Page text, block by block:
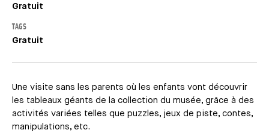
Gratuit
TAGS
Gratuit
Une visite sans les parents où les enfants vont découvrir
les tableaux géants de la collection du musée, grâce à des
activités variées telles que puzzles, jeux de piste, contes,
manipulations, etc.